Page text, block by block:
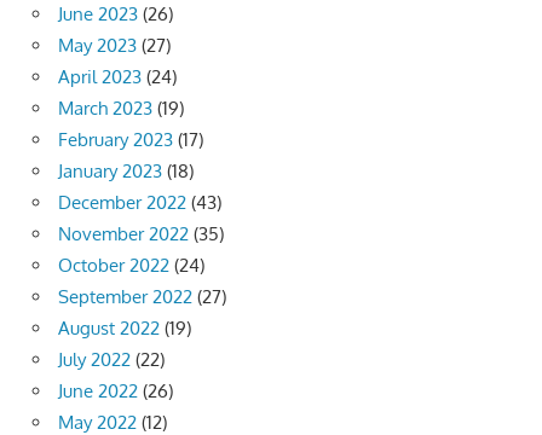
June 2023 (26)
May 2023 (27)
April 2023 (24)
March 2023 (19)
February 2023 (17)
January 2023 (18)
December 2022 (43)
November 2022 (35)
October 2022 (24)
September 2022 (27)
August 2022 (19)
July 2022 (22)
June 2022 (26)
May 2022 (12)